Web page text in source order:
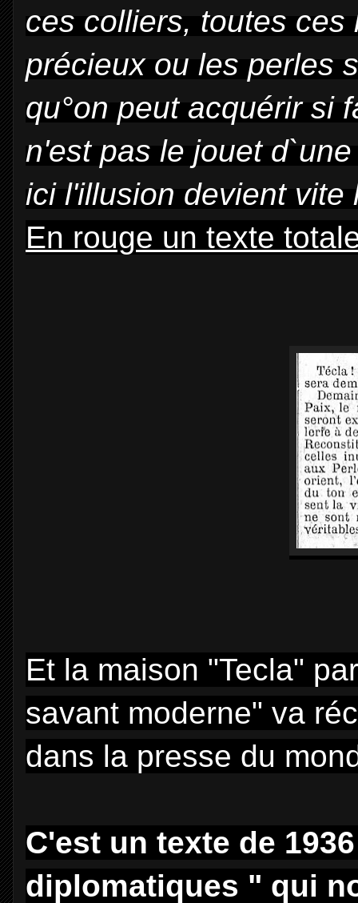
ces colliers, toutes ces
précieux ou les perles
qu°on peut acquérir si
n'est pas le jouet
ici l'illusion devient
En rouge un texte
Et la maison "Tecla"
savant moderne" va
dans la presse du
C'est un texte de
diplomatiques " qui